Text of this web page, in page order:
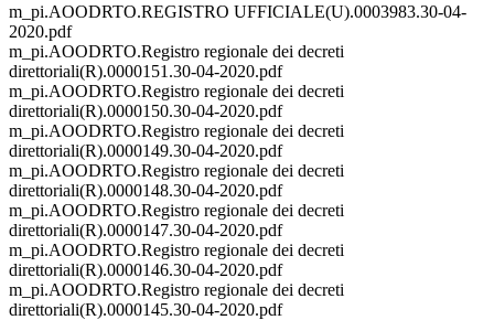
m_pi.AOODRTO.REGISTRO UFFICIALE(U).0003983.30-04-
2020.pdf
m_pi.AOODRTO.Registro regionale dei decreti
direttoriali(R).0000151.30-04-2020.pdf
m_pi.AOODRTO.Registro regionale dei decreti
direttoriali(R).0000150.30-04-2020.pdf
m_pi.AOODRTO.Registro regionale dei decreti
direttoriali(R).0000149.30-04-2020.pdf
m_pi.AOODRTO.Registro regionale dei decreti
direttoriali(R).0000148.30-04-2020.pdf
m_pi.AOODRTO.Registro regionale dei decreti
direttoriali(R).0000147.30-04-2020.pdf
m_pi.AOODRTO.Registro regionale dei decreti
direttoriali(R).0000146.30-04-2020.pdf
m_pi.AOODRTO.Registro regionale dei decreti
direttoriali(R).0000145.30-04-2020.pdf